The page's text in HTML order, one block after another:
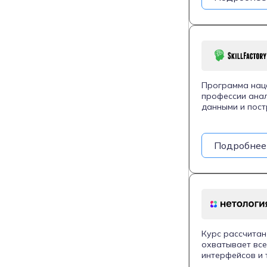
Программа
профессии
данными и
данных.
собирать,
также
реальные
Подробнее
Курс
охватывает
интерфейсов и